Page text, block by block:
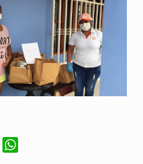
WhatsApp